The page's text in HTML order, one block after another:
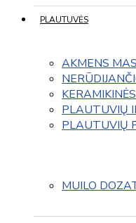
PLAUTUVĖS
AKMENS
PLAUTUVIŲ
PLAUTUVIŲ
MUILO